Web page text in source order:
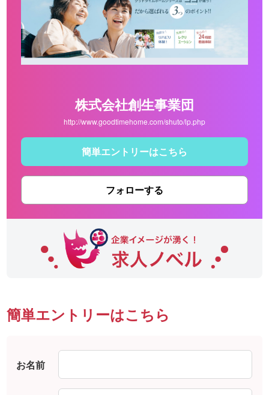
株式会社創生事業団
http://www.goodtimehome.com/shuto/lp.php
簡単エントリーはこちら
フォローする
簡単エントリーはこちら
お名前